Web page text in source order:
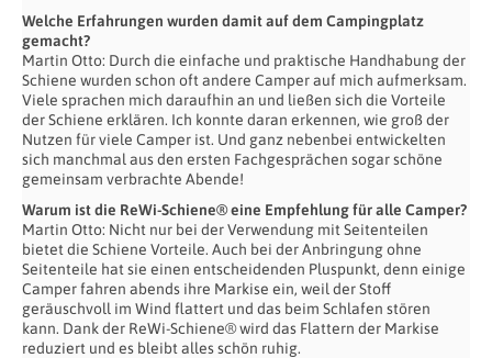
Welche Erfahrungen wurden damit auf dem Campingplatz
gemacht?
Martin Otto: Durch die einfache und praktische Handhabung der
Schiene wurden schon oft andere Camper auf mich aufmerksam.
Viele sprachen mich daraufhin an und ließen sich die Vorteile
der Schiene erklären. Ich konnte daran erkennen, wie groß der
Nutzen für viele Camper ist. Und ganz nebenbei entwickelten
sich manchmal aus den ersten Fachgesprächen sogar schöne
gemeinsam verbrachte Abende!
Warum ist die ReWi-Schiene® eine Empfehlung für alle Camper?
Martin Otto: Nicht nur bei der Verwendung mit Seitenteilen
bietet die Schiene Vorteile. Auch bei der Anbringung ohne
Seitenteile hat sie einen entscheidenden Pluspunkt, denn einige
Camper fahren abends ihre Markise ein, weil der Stoff
geräuschvoll im Wind flattert und das beim Schlafen stören
kann. Dank der ReWi-Schiene® wird das Flattern der Markise
reduziert und es bleibt alles schön ruhig.